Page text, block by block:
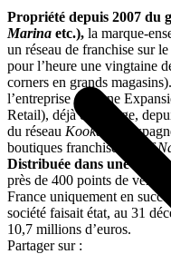
Propriété depuis 2007 du
Marina etc.), la marque-
un réseau de franchise sur
pour l’heure une vingtaine
corners en grands
l’entreprise catalane
Retail), déjà en charge,
du réseau Kookaï
en
boutiques franchisées
Naf
Distribuée dans une
près de 400 points de
France uniquement en
société faisait état, au 31
10,7 millions d’euros.
Partager sur :